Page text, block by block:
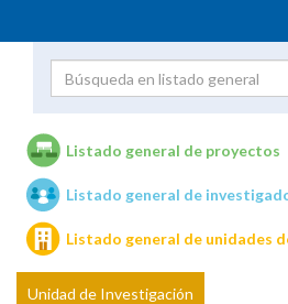
Unidades de investigación
Listado general de proyectos
Listado general de
Listado general de unidades
Unidad de Investigación